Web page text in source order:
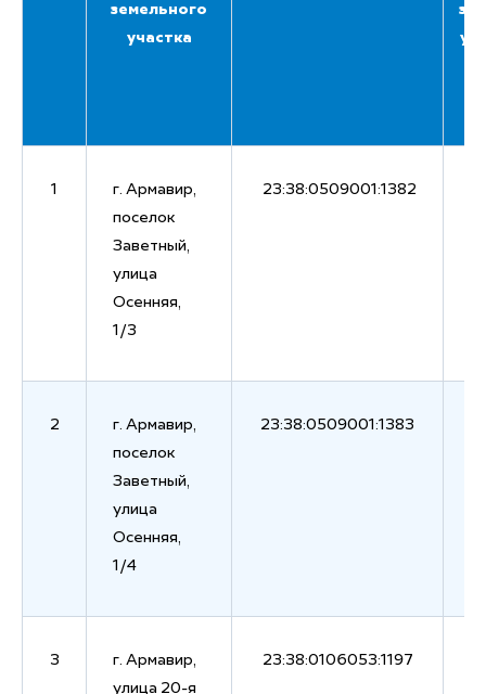
земельного
участка
1
г. Армавир,
поселок
Заветный,
улица
Осенняя,
1/3
23:38:0509001:1382
2
г. Армавир,
поселок
Заветный,
улица
Осенняя,
1/4
23:38:0509001:1383
3
г. Армавир,
улица 20-я
23:38:0106053:1197